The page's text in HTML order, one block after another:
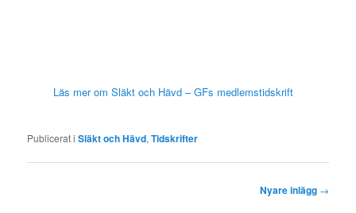
Läs mer om Släkt och Hävd – GFs medlemstidskrift
Publicerat i Släkt och Hävd,Tidskrifter
Nyare inlägg →